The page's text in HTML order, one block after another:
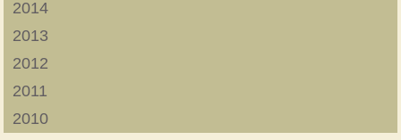
2014
2013
2012
2011
2010